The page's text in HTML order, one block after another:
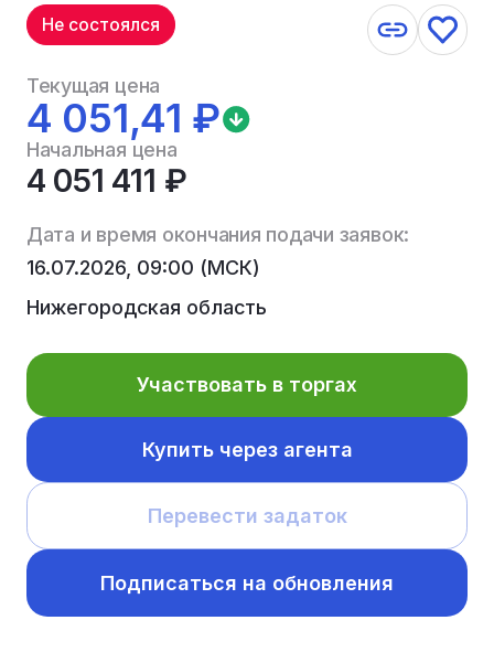
Не состоялся
Текущая цена
4 051,41 ₽
Начальная цена
4 051 411 ₽
Дата и время окончания подачи заявок:
16.07.2026, 09:00 (МСК)
Нижегородская область
Участвовать в торгах
Купить через агента
Перевести задаток
Подписаться на обновления